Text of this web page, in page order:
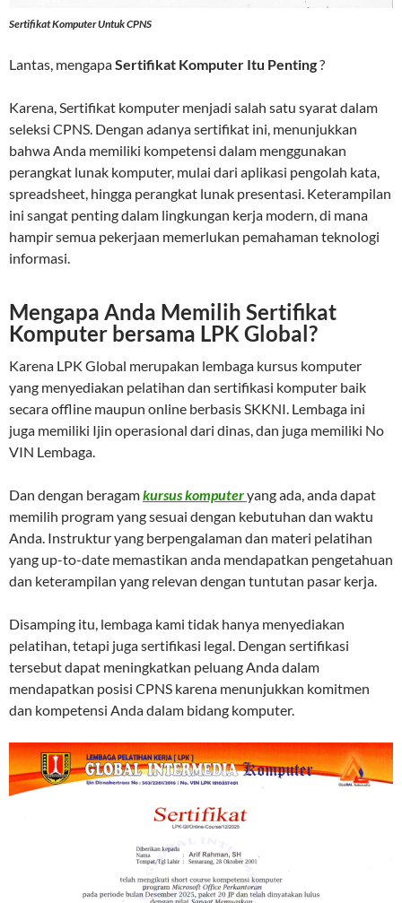
Sertifikat Komputer Untuk CPNS
Lantas, mengapaSertifikat Komputer Itu Penting?
Karena, Sertifikat komputer menjadi salah satu syarat dalam
seleksi CPNS. Dengan adanya sertifikat ini, menunjukkan
bahwa Anda memiliki kompetensi dalam menggunakan
perangkat lunak komputer, mulai dari aplikasi pengolah kata,
spreadsheet, hingga perangkat lunak presentasi. Keterampilan
ini sangat penting dalam lingkungan kerja modern, di mana
hampir semua pekerjaan memerlukan pemahaman teknologi
informasi.
Mengapa Anda Memilih Sertifikat
Komputer bersama LPK Global?
Karena LPK Global merupakan lembaga kursus komputer
yang menyediakan pelatihan dan sertifikasi komputer baik
secara offline maupun online berbasis SKKNI. Lembaga ini
juga memiliki Ijin operasional dari dinas, dan juga memiliki No
VIN Lembaga.
Dan dengan beragamkursus komputeryang ada, anda dapat
memilih program yang sesuai dengan kebutuhan dan waktu
Anda. Instruktur yang berpengalaman dan materi pelatihan
yang up-to-date memastikan anda mendapatkan pengetahuan
dan keterampilan yang relevan dengan tuntutan pasar kerja.
Disamping itu, lembaga kami tidak hanya menyediakan
pelatihan, tetapi juga sertifikasi legal. Dengan sertifikasi
tersebut dapat meningkatkan peluang Anda dalam
mendapatkan posisi CPNS karena menunjukkan komitmen
dan kompetensi Anda dalam bidang komputer.